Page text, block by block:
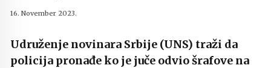
16. November 2023.
Udruženje novinara Srbije (UNS) traži da
policija pronađe ko je juče odvio šrafove na